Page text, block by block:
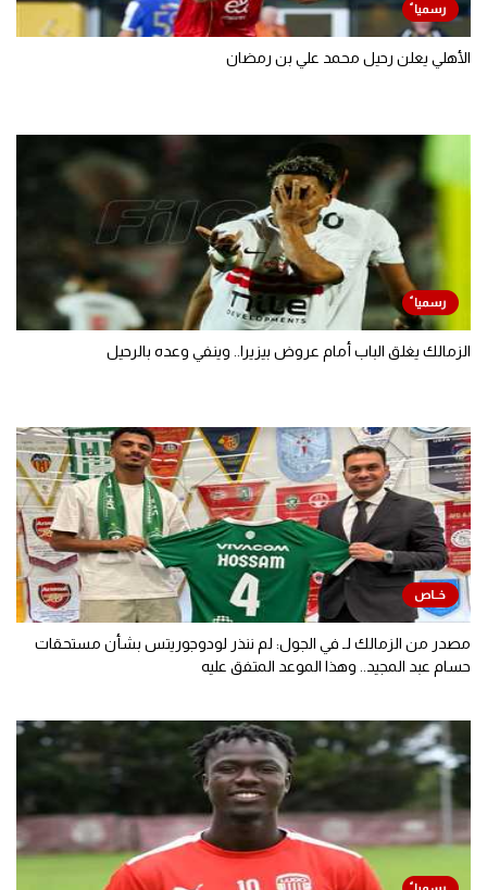
الأهلي يعلن رحيل محمد علي بن رمضان
الزمالك يغلق الباب أمام عروض بيزيرا.. وينفي وعده بالرحيل
مصدر من الزمالك لـ في الجول: لم ننذر لودوجوريتس بشأن مستحقات
حسام عبد المجيد.. وهذا الموعد المتفق عليه